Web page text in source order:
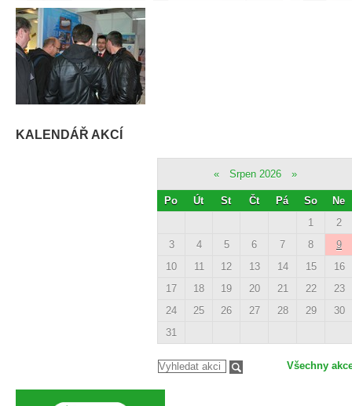
KALENDÁŘ AKCÍ
« Srpen 2026 »
Po Út St Čt Pá So
Ne
1
2
3
4 5 6 7 8
9
10
11 12 13 14 15
16
17
18 19 20 21 22
23
24
25 26 27 28 29
30
31
Všechny